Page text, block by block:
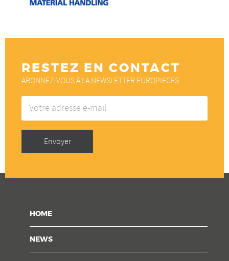
RESTEZ EN CONTACT
ABONNEZ-VOUS À LA NEWSLETTER EUROPIECES
adresse
mail
Envoyer
HOME
NEWS